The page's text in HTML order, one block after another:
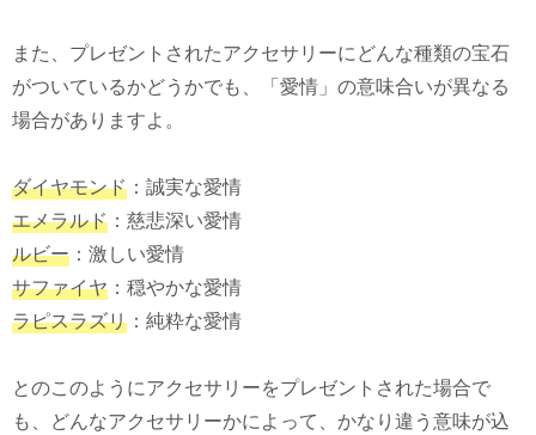
また、プレゼントされたアクセサリーにどんな種類の宝石
がついているかどうかでも、「愛情」の意味合いが異なる
場合がありますよ。
ダイヤモンド ：誠実な愛情
エメラルド ：慈悲深い愛情
ルビー ：激しい愛情
サファイヤ ：穏やかな愛情
ラピスラズリ ：純粋な愛情
とのこのようにアクセサリーをプレゼントされた場合で
も、どんなアクセサリーかによって、かなり違う意味が込